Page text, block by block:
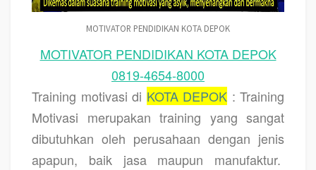
MOTIVATOR PENDIDIKAN KOTA DEPOK
MOTIVATOR PENDIDIKAN KOTA DEPOK
0819-4654-8000
Training motivasi di KOTA DEPOK : Training
Motivasi merupakan training yang sangat
dibutuhkan oleh perusahaan dengan jenis
apapun, baik jasa maupun manufaktur.